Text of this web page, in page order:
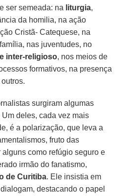
ser semeada: na liturgia,
da homilia, na ação
Cristã- Catequese, na
nas juventudes, no
inter-religioso, nos meios de
formativos, na presença
surgiram algumas
deles, cada vez mais
é a polarização, que leva a
fruto das
como refúgio seguro e
irmão do fanatismo,
de Curitiba. Ele insistia em
destacando o papel